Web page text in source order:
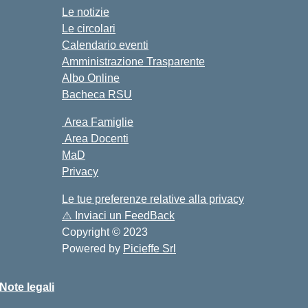
Le notizie
Le circolari
Calendario eventi
Amministrazione Trasparente
Albo Online
Bacheca RSU
Area Famiglie
Area Docenti
MaD
Privacy
Le tue preferenze relative alla privacy
⚠️ Inviaci un FeedBack
Copyright © 2023
Powered by Picieffe Srl
Note legali